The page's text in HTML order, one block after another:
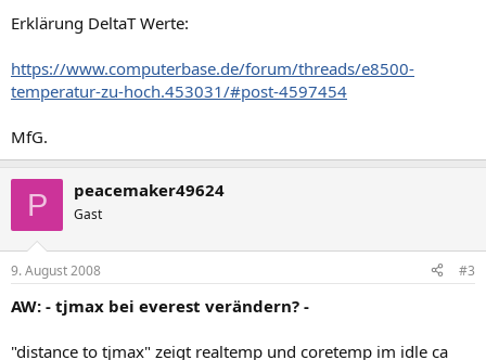
Erklärung DeltaT Werte:
https://www.computerbase.de/forum/threads/e8500-
temperatur-zu-hoch.453031/#post-4597454
MfG.
P peacemaker49624
Gast
9. August 2008 #3
AW: - tjmax bei everest verändern? -
"distance to tjmax" zeigt realtemp und coretemp im idle ca